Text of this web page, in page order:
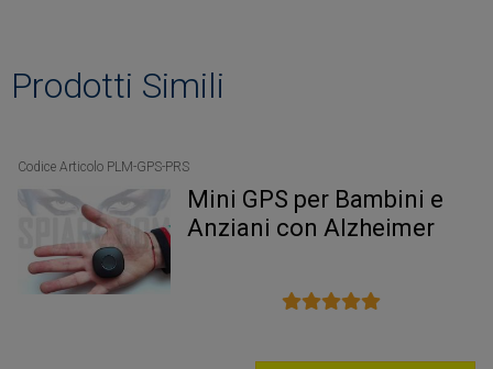
Prodotti Simili
Codice Articolo PLM-GPS-PRS
Mini GPS per Bambini e
Anziani con Alzheimer